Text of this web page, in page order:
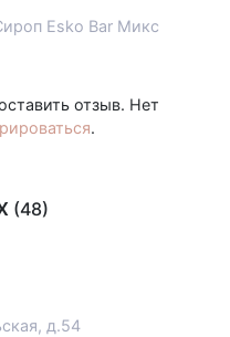
Esko Bar Микс
отзыв. Нет
.
(48)
д.54